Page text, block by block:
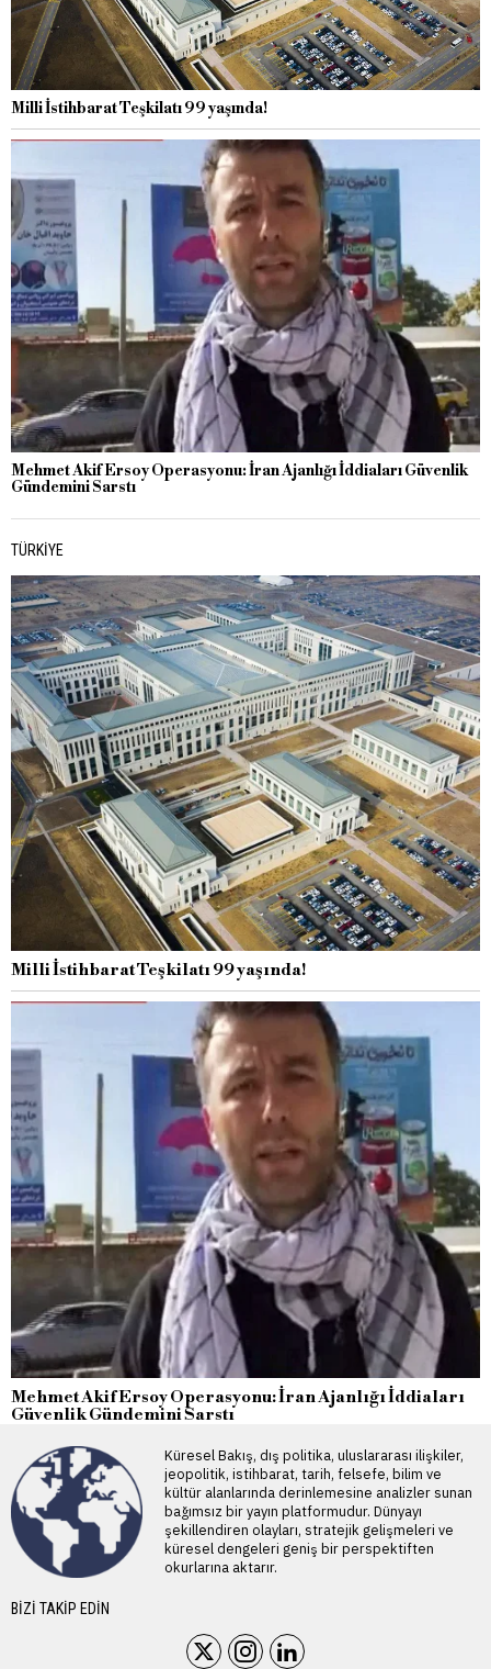
Milli İstihbarat Teşkilatı 99 yaşında!
Mehmet Akif Ersoy Operasyonu: İran Ajanlığı İddiaları Güvenlik
Gündemini Sarstı
TÜRKIYE
Milli İstihbarat Teşkilatı 99 yaşında!
Mehmet Akif Ersoy Operasyonu: İran Ajanlığı İddiaları
Güvenlik Gündemini Sarstı
Küresel Bakış, dış politika, uluslararası ilişkiler,
jeopolitik, istihbarat, tarih, felsefe, bilim ve
kültür alanlarında derinlemesine analizler sunan
bağımsız bir yayın platformudur. Dünyayı
şekillendiren olayları, stratejik gelişmeleri ve
küresel dengeleri geniş bir perspektiften
okurlarına aktarır.
BIZI TAKIP EDIN